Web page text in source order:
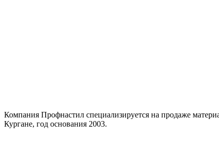
Компания Профнастил специализируется на продаже
Кургане, год основания 2003.